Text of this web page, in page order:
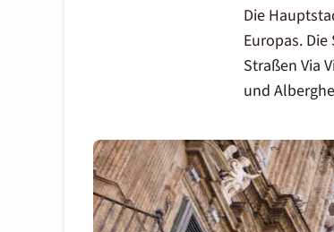
Die
Europas.
Straßen Via
und